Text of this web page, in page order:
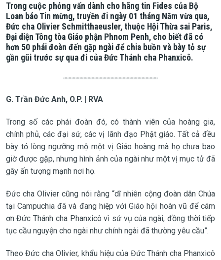
Trong cuộc phỏng vấn dành cho hãng tin Fides của Bộ
Loan báo Tin mừng, truyền đi ngày 01 tháng Năm vừa qua,
Đức cha Olivier Schmitthaeusler, thuộc Hội Thừa sai Paris,
Đại diện Tông tòa Giáo phận Phnom Penh, cho biết đã có
hơn 50 phái đoàn đến gặp ngài để chia buồn và bày tỏ sự
gần gũi trước sự qua đi của Đức Thánh cha Phanxicô.
G. Trần Đức Anh, O.P. | RVA
Trong số các phái đoàn đó, có thành viên của hoàng gia,
chính phủ, các đại sứ, các vị lãnh đạo Phật giáo. Tất cả đều
bày tỏ lòng ngưỡng mộ một vị Giáo hoàng mà họ chưa bao
giờ được gặp, nhưng hình ảnh của ngài như một vị mục tử đã
gây ấn tượng mạnh nơi họ.
Đức cha Olivier cũng nói rằng “dĩ nhiên cộng đoàn dân Chúa
tại Campuchia đã và đang hiệp với Giáo hội hoàn vũ để cám
ơn Đức Thánh cha Phanxicô vì sứ vụ của ngài, đồng thời tiếp
tục cầu nguyện cho ngài như chính ngài đã thường yêu cầu”.
Theo Đức cha Olivier, khẩu hiệu của Đức Thánh cha Phanxicô